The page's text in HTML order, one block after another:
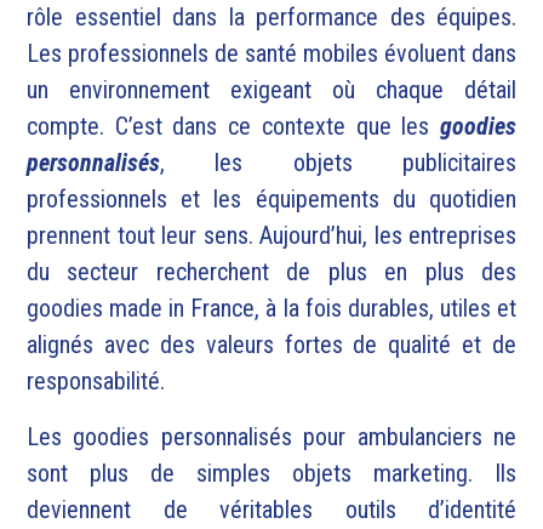
rôle essentiel dans la performance des équipes.
Les professionnels de santé mobiles évoluent dans
un environnement exigeant où chaque détail
compte. C’est dans ce contexte que les goodies
personnalisés, les objets publicitaires
professionnels et les équipements du quotidien
prennent tout leur sens. Aujourd’hui, les entreprises
du secteur recherchent de plus en plus des
goodies made in France, à la fois durables, utiles et
alignés avec des valeurs fortes de qualité et de
responsabilité.
Les goodies personnalisés pour ambulanciers ne
sont plus de simples objets marketing. Ils
deviennent de véritables outils d’identité